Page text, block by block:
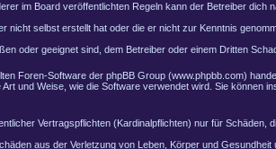
im Board veröffentlichten Regeln kann der Betreiber dich
selbst erstellt hat oder die er nicht zur Kenntnis
oder geeignet sind, dem Betreiber oder einem Dritten
Foren-Software der phpBB Group (www.phpbb.com)
und Weise, wie die Software verwendet wird. Sie können
Vertragspflichten (Kardinalpflichten) nur für Schäden,
aus der Verletzung von Leben, Körper und